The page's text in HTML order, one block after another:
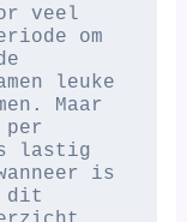
veel
om
leuke
Maar
lastig
is
dit